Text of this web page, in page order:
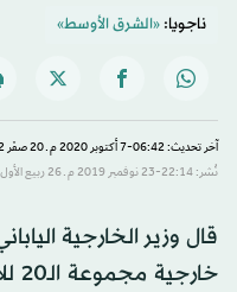
ناجويا:«الشرق الأوسط»
آخر تحديث: 06:42-7 أكتوبر 2020 م ـ 20 صفَر 1442 هـ
نُشر: 22:14-23 نوفمبر 2019 م ـ 26 ربيع الأول 1441 هـ
قال وزير الخارجية